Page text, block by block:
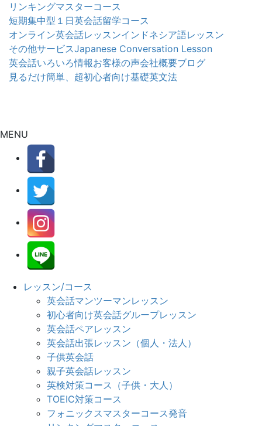
リンキングマスターコース
短期集中型１日英会話留学コース
オンライン英会話レッスンインドネシア語レッスン
その他サービスJapanese Conversation Lesson
英会話いろいろ情報お客様の声会社概要ブログ
見るだけ簡単、超初心者向け基礎英文法
MENU
レッスン/コース
英会話マンツーマンレッスン
初心者向け英会話グループレッスン
英会話ペアレッスン
英会話出張レッスン（個人・法人）
子供英会話
親子英会話レッスン
英検対策コース（子供・大人）
TOEIC対策コース
フォニックスマスターコース発音